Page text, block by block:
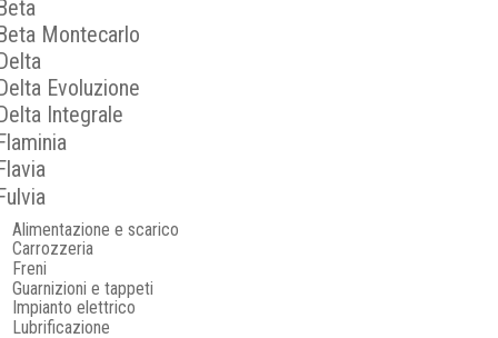
Montecarlo
Evoluzione
Integrale
Alimentazione e scarico
Carrozzeria
Freni
Guarnizioni e tappeti
Impianto elettrico
Lubrificazione